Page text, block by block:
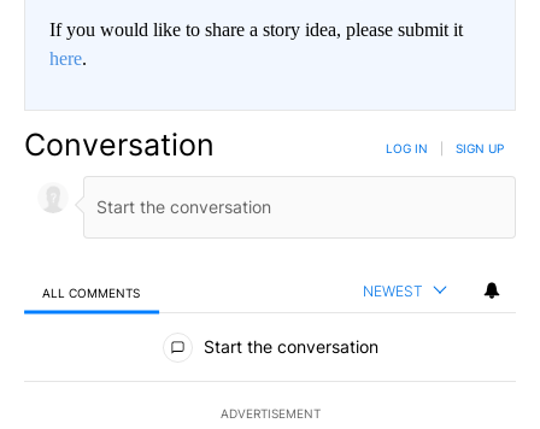
If you would like to share a story idea, please submit it
here.
Conversation LOG IN SIGN UP
ALL COMMENTS NEWEST
All Comments
Start the conversation
ADVERTISEMENT